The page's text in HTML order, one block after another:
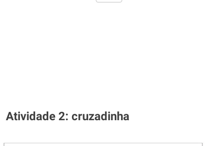
Atividade 2: cruzadinha